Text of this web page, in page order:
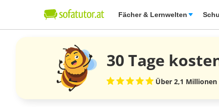
Fächer & Lernwelten
30 Tage
Über 2,1